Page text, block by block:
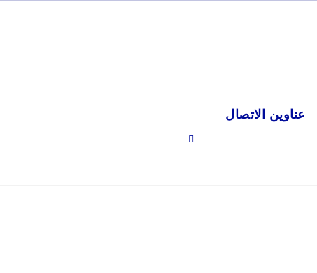
عناوين الاتصال